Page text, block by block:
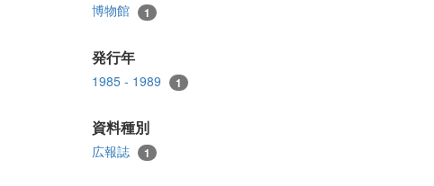
博物館 1
発行年
1985 - 1989 1
資料種別
広報誌 1